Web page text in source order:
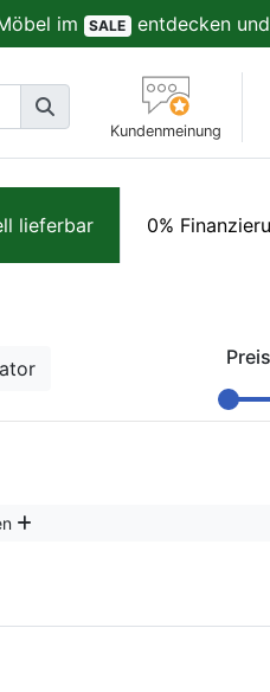
im SALE entdecken
Kundenmeinung
lieferbar 0%